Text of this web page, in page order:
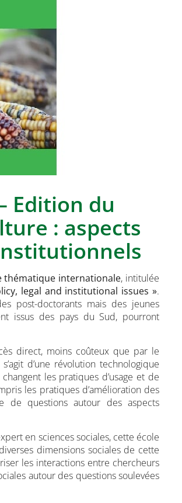
Edition du
: aspects
thématique internationale, intitulée
legal and institutional issues ».
post-doctorants mais des jeunes
issus des pays du Sud, pourront
direct, moins coûteux que par le
d’une révolution technologique
les pratiques d’usage et de
les pratiques d’amélioration des
de questions autour des aspects
en sciences sociales, cette école
dimensions sociales de cette
les interactions entre chercheurs
autour des questions soulevées
publique – Traitement des
à caractère personnel à des fins
scientifique